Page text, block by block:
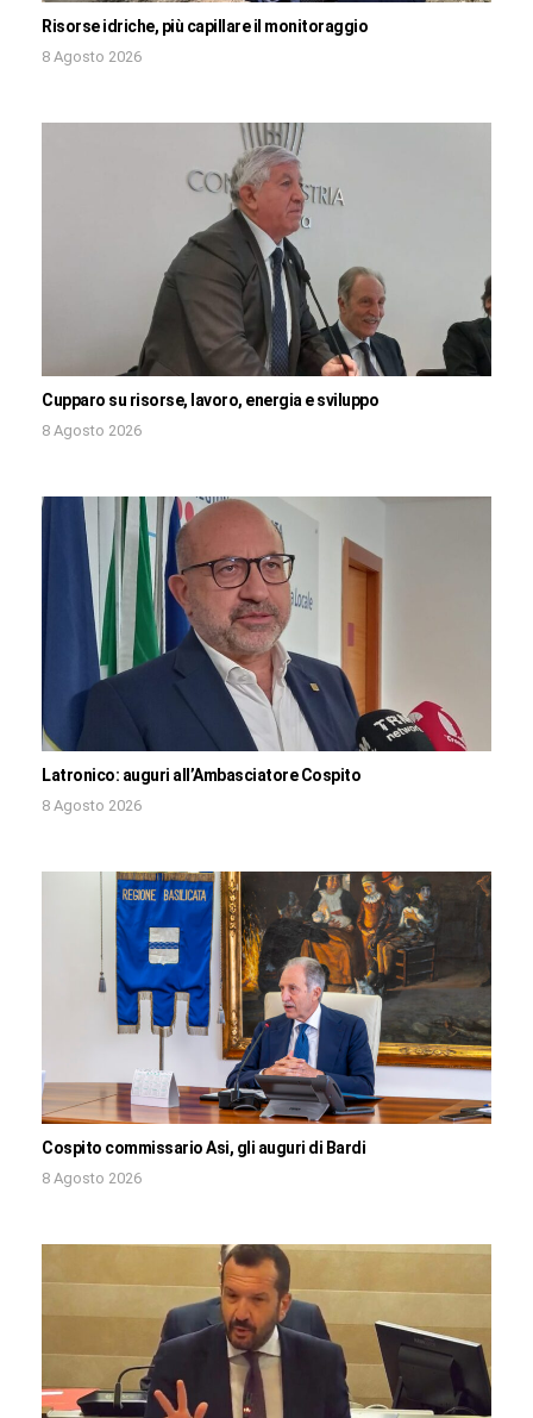
Risorse idriche, più capillare il monitoraggio
8 Agosto 2026
Cupparo su risorse, lavoro, energia e sviluppo
8 Agosto 2026
Latronico: auguri all’Ambasciatore Cospito
8 Agosto 2026
Cospito commissario Asi, gli auguri di Bardi
8 Agosto 2026